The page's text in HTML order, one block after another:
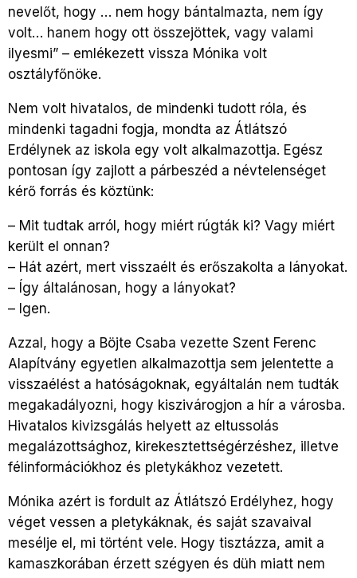
nevelőt, hogy … nem hogy bántalmazta, nem így
volt… hanem hogy ott összejöttek, vagy valami
ilyesmi” – emlékezett vissza Mónika volt
osztályfőnöke.
Nem volt hivatalos, de mindenki tudott róla, és
mindenki tagadni fogja, mondta az Átlátszó
Erdélynek az iskola egy volt alkalmazottja. Egész
pontosan így zajlott a párbeszéd a névtelenséget
kérő forrás és köztünk:
– Mit tudtak arról, hogy miért rúgták ki? Vagy miért
került el onnan?
– Hát azért, mert visszaélt és erőszakolta a lányokat.
– Így általánosan, hogy a lányokat?
– Igen.
Azzal, hogy a Böjte Csaba vezette Szent Ferenc
Alapítvány egyetlen alkalmazottja sem jelentette a
visszaélést a hatóságoknak, egyáltalán nem tudták
megakadályozni, hogy kiszivárogjon a hír a városba.
Hivatalos kivizsgálás helyett az eltussolás
megalázottsághoz, kirekesztettségérzéshez, illetve
félinformációkhoz és pletykákhoz vezetett.
Mónika azért is fordult az Átlátszó Erdélyhez, hogy
véget vessen a pletykáknak, és saját szavaival
mesélje el, mi történt vele. Hogy tisztázza, amit a
kamaszkorában érzett szégyen és düh miatt nem